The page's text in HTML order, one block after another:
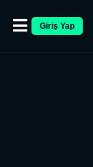
Giriş Yap